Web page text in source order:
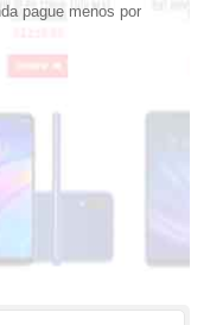
pague menos por